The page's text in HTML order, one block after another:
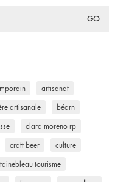
artisanat
artisanale béarn
clara moreno rp
craft beer culture
tourisme